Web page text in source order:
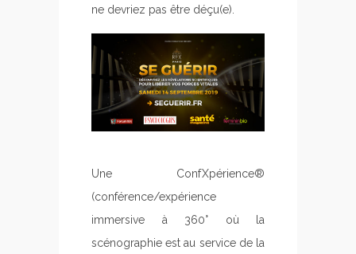
ne devriez pas être déçu(e).
Une ConfXpérience®
(conférence/expérience
immersive à 360° où la
scénographie est au service de la